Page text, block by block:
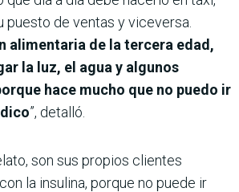
puesto de ventas y viceversa.
alimentaria de la tercera edad,
la luz, el agua y algunos
hace mucho que no puedo ir
”, detalló.
son sus propios clientes
la insulina, porque no puede ir